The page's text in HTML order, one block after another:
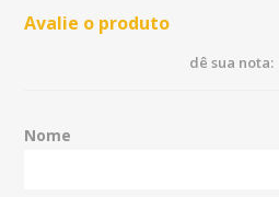
Avalie o produto
dê sua nota:
Nome